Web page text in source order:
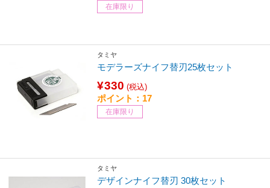
在庫限り
タミヤ
モデラーズナイフ替刃25枚セット
¥330 (税込)
ポイント：17
在庫限り
タミヤ
デザインナイフ替刃 30枚セット